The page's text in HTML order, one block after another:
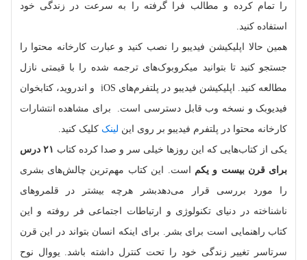
را تمام کرده و مطالب فرا گرفته را به سرعت در زندگی خود
استفاده کنید.
همین حالا اپلیکیشن فیدیبو را نصب کنید و عبارت کارخانه‌ محتوا را
جستجو کنید تا بتوانید میکروبوک‌های ترجمه شده را با قیمتی نازل
مطالعه کنید. اپلیکیشن فیدیبو در پلتفرم‌ها‌ی iOS و اندروید، کتابخوان
فیدیوبک و نسخه‌ وب قابل دسترسی است. برای مشاهده‌ انتشارات
کارخانه‌ محتوا در پلتفرم فیدیبو بر روی این لینک کلیک کنید.
یکی از کتاب‌هایی که این روزها خیلی سر و صدا کرده کتاب
۲۱ درس
برای قرن بیست و یکم است. این کتاب مهم‌ترین چالش‌های بشری
را مورد بررسی قرار می‌دهدبشر هرچه بیشتر در قلمروهای
ناشناخته در دنیای تکنولوژی و ارتباطات اجتماعی فر روفته و این
کتاب راهنمایی است برای بشر. برای اینکه انسان بتواند در این قرن
سرتاسر تغییر زندگی خود را تحت کنترل داشته باشد. یووال نوح